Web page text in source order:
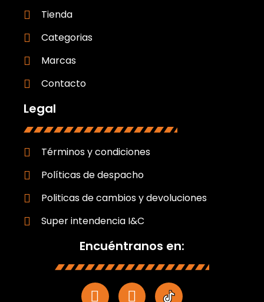
Tienda
Categorias
Marcas
Contacto
Legal
Términos y condiciones
Políticas de despacho
Politicas de cambios y devoluciones
Super intendencia I&C
Encuéntranos en: